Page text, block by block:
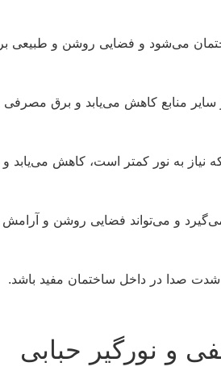
می‌شود و فضایی روشن و طبیعی
سایر منابع کاهش می‌یابد و برق مصرفی
نیاز به نور کمتر است، کاهش می‌یابد
و می‌تواند فضایی روشن و
صدا در داخل ساختمان مفید باشد.
و نورگیر حبابی